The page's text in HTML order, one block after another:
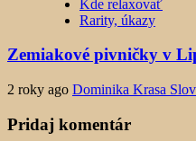
Kde relaxovať
Rarity, úkazy
Zemiakové pivničky v
2 roky ago Dominika Krasa
Pridaj komentár